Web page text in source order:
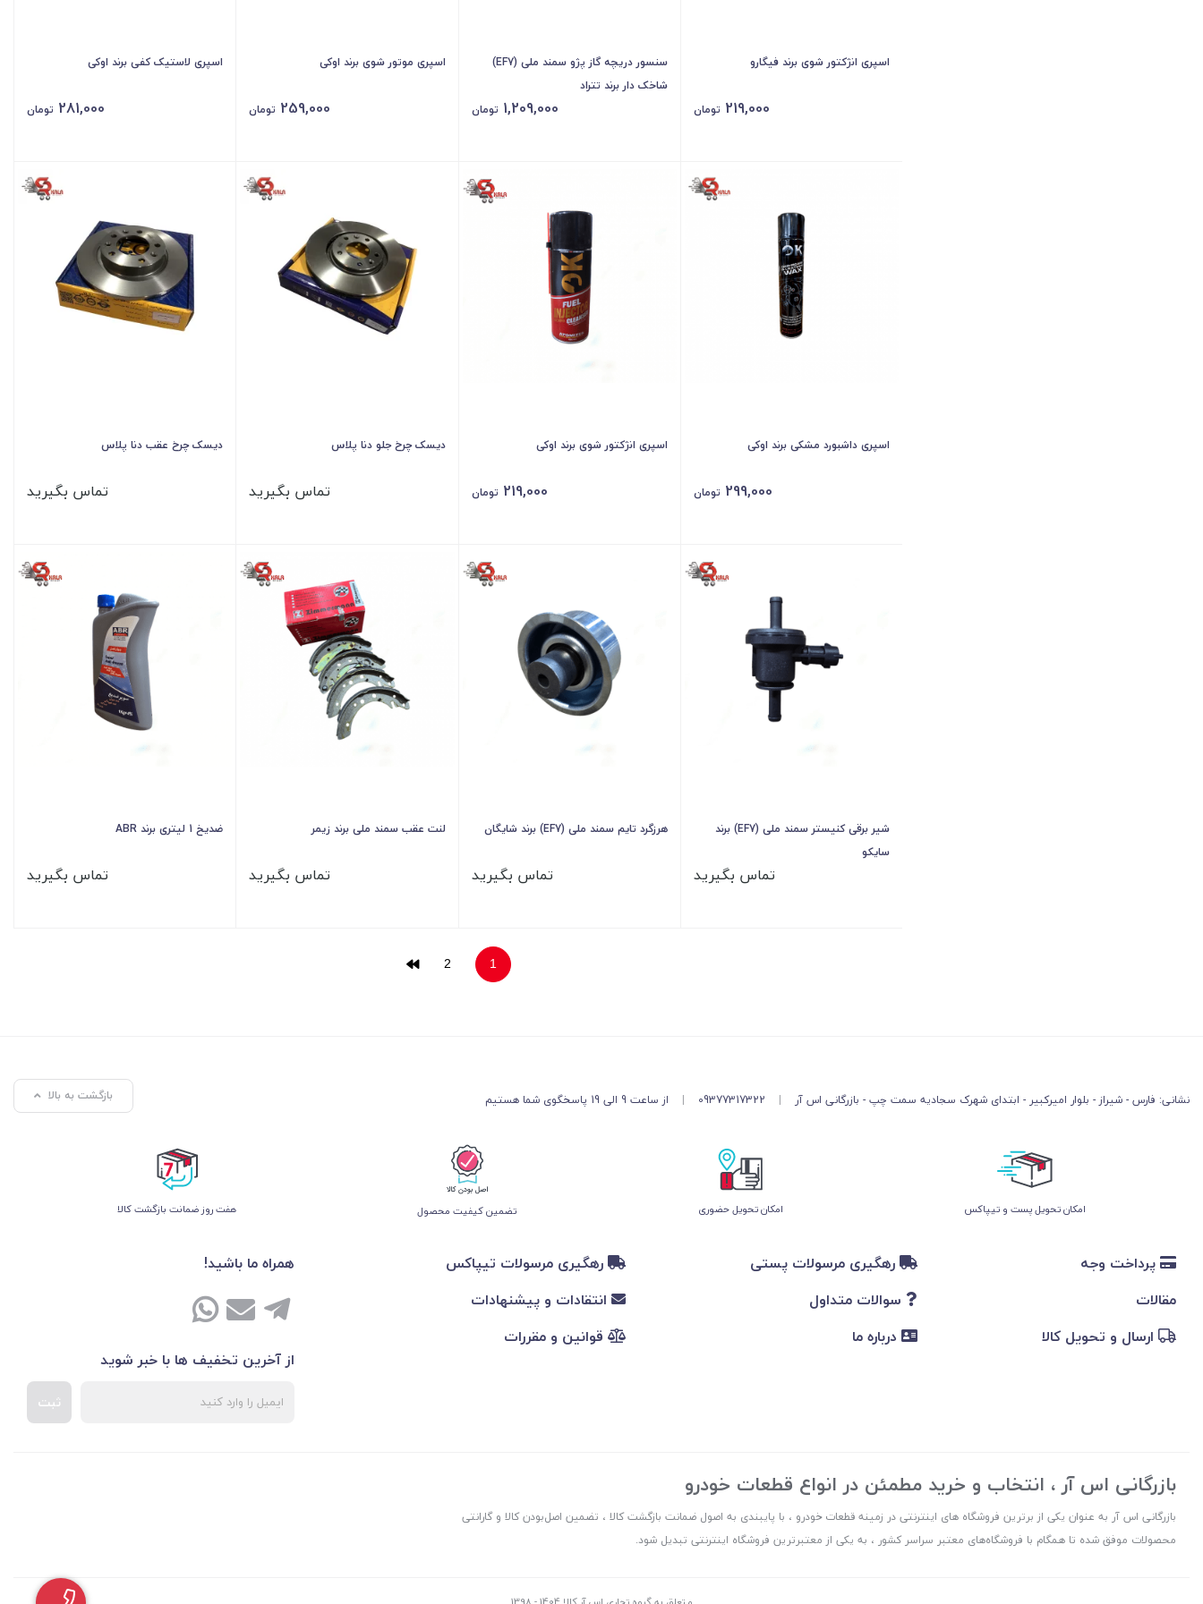
اسپری انژکتور شوی برند فیگارو
219,000 تومان
سنسور دریچه گاز پژو سمند ملی (EF7)
شاخک دار برند تتراد
1,209,000 تومان
اسپری موتور شوی برند اوکی
259,000 تومان
اسپری لاستیک کفی برند اوکی
281,000 تومان
اسپری داشبورد مشکی برند اوکی
299,000 تومان
اسپری انژکتور شوی برند اوکی
219,000 تومان
دیسک چرخ جلو دنا پلاس
تماس بگیرید
دیسک چرخ عقب دنا پلاس
تماس بگیرید
شیر برقی کنیستر سمند ملی (EF7) برند
سایکو
تماس بگیرید
هرزگرد تایم سمند ملی (EF7) برند شایگان
تماس بگیرید
لنت عقب سمند ملی برند زیمر
تماس بگیرید
ضدیخ 1 لیتری برند ABR
تماس بگیرید
1
2
نشانی: فارس - شیراز - بلوار امیرکبیر - ابتدای شهرک سجادیه سمت چپ - بازرگانی اس آر |
09377317322
| از ساعت 9 الی 19 پاسخگوی شما هستیم بازگشت به بالا
امکان تحویل پست و تیپاکس امکان تحویل حضوری تضمین کیفیت محصول هفت روز ضمانت بازگشت کالا
پرداخت وجه رهگیری مرسولات پستی
رهگیری مرسولات تیپاکس
مقالات
سوالات متداول
انتقادات و پیشنهادات
ارسال و تحویل کالا
درباره ما قوانین و مقررات
همراه ما باشید!
از آخرین تخفیف ها با خبر شوید
ثبت
بازرگانی اس آر ، انتخاب و خرید مطمئن در انواع قطعات خودرو
بازرگانی اس آر به عنوان یکی از برترین فروشگاه های اینترنتی در زمینه قطعات خودرو ، با پایبندی به اصول ضمانت بازگشت کالا ، تضمین اصل‌بودن کالا و گارانتی
محصولات موفق شده تا همگام با فروشگاه‌های معتبر سراسر کشور ، به یکی از معتبرترین فروشگاه اینترنتی تبدیل شود.